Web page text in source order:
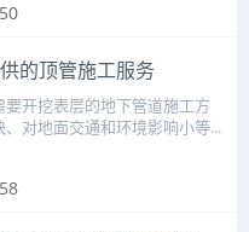
的顶管施工服务
开挖表层的地下管道施工方
对地面交通和环境影响小等...